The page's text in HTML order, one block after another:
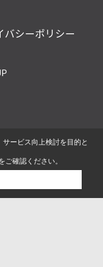
バシーポリシー
ービス向上検討を目的と
ご確認ください。